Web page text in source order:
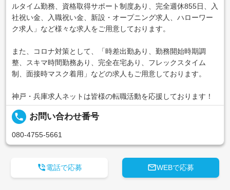
ルタイム勤務、資格取得サポート制度あり、完全週休855日、入
社祝い金、入職祝い金、新設・オープニング求人、ハローワー
ク求人」など様々な求人をご用意しております。
また、コロナ対策として、「時差出勤あり、勤務開始時期調
整、スキマ時間勤務あり、完全在宅あり、フレックスタイム
制、面接時マスク着用」などの求人もご用意しております。
神戸・兵庫求人ネットは皆様の転職活動を応援しております！
local_phone お問い合わせ番号
080-4755-5661
WEBで応募
電話で応募